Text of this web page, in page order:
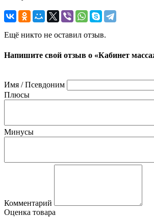
Ещё никто не оставил отзыв.
Напишите свой отзыв о «Кабинет
Имя / Псевдоним
Плюсы
Минусы
Комментарий
Оценка товара